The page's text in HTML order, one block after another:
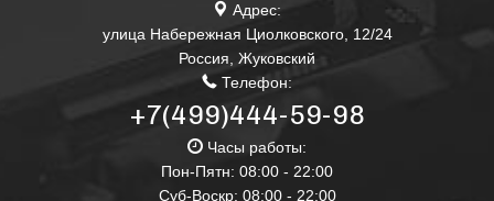
Адрес:
улица Набережная Циолковского, 12/24
Россия, Жуковский
Телефон:
+7(499)444-59-98
Часы работы:
Пон-Пятн: 08:00 - 22:00
Суб-Воскр: 08:00 - 22:00